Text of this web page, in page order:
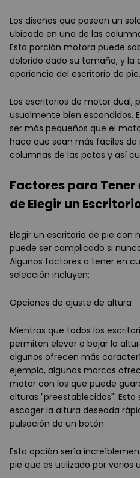
Los diseños que poseen un
ubicado en una de las
Esta porción motora puede
dolorido dado su tamaño, y la
apariencia del escritorio de pie.
Los escritorios de motor dual,
usualmente bien escondidos.
ser más pequeños que el
hace que sean más fáciles
columnas de las patas y así
Factores para Tener
de Elegir un
Elegir un escritorio de pie con
puede ser complicado si
Algunos factores a tener en
selección incluyen:
Opciones de ajuste de altura
Mientras que todos los
permiten elevar o bajar la
algunos ofrecen más
ejemplo, algunas marcas
motor con los que puede
alturas "preestablecidas".
escoger la altura deseada
pulsación de un botón.
Esta opción sería
pie que es utilizado por varios